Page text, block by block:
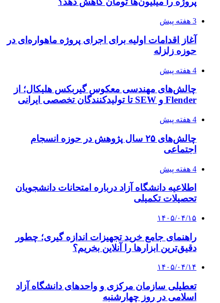
3 هفته پیش
آغاز اقدامات اولیه برای اجرای پروژه ماهواره‌ای در
حوزه زلزله
4 هفته پیش
چالش‌های مهندسی معکوس گیربکس هلیکال؛ از
Flender و SEW تا تولیدکنندگان تخصصی ایرانی
4 هفته پیش
چالش‌های ۲۵ سال پژوهش در حوزه انسجام
اجتماعی
4 هفته پیش
اطلاعیه دانشگاه آزاد درباره امتحانات دانشجویان
تحصیلات تکمیلی
۱۴۰۵/۰۴/۱۵
راهنمای جامع خرید تجهیزات اندازه گیری؛ چطور
دقیق‌ترین ابزارها را آنلاین بخریم؟
۱۴۰۵/۰۴/۱۴
تعطیلی سازمان مرکزی و واحدهای دانشگاه آزاد
اسلامی در روز چهارشنبه